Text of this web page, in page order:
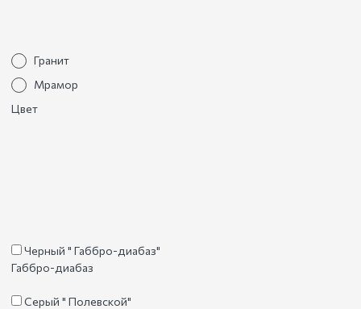
Гранит
Мрамор
Цвет
Черный " Габбро-диабаз"
Габбро-диабаз
Серый " Полевской"